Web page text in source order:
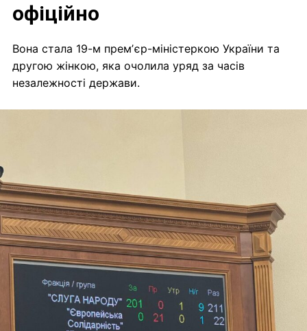
офіційно
Вона стала 19-м премʼєр-міністеркою України та
другою жінкою, яка очолила уряд за часів
незалежності держави.